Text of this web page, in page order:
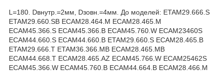
L=180. Dвнутр.=2мм, Dзовн.=4мм. До моделей: ETAM29.666.S
ETAM29.660.SB ECAM28.464.M ECAM28.465.M
ECAM45.366.S ECAM45.366.B ECAM45.760.W ECAM23460S
ECAM44.660.S ECAM44.660.B ETAM29.660.S ECAM28.465.B
ETAM29.666.T ETAM36.366.MB ECAM28.465.MB
ECAM44.668.T ECAM28.465.AZ ECAM45.766.W ECAM25462S
ECAM45.366.W ECAM45.760.B ECAM44.664.B ECAM28.466.M